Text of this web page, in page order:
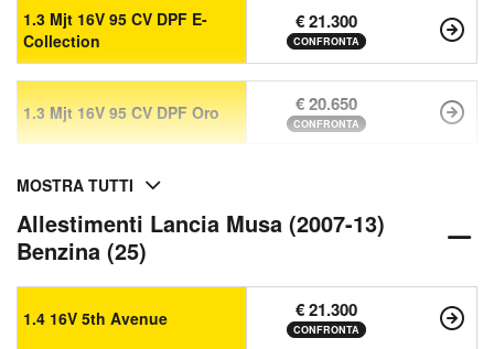
1.3 Mjt 16V 95 CV DPF E-
Collection
€ 21.300
CONFRONTA
1.3 Mjt 16V 95 CV DPF Oro € 20.650
CONFRONTA
MOSTRA TUTTI
Allestimenti Lancia Musa (2007-13)
Benzina (25)
1.4 16V 5th Avenue € 21.300
CONFRONTA